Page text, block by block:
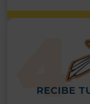
RECIBE